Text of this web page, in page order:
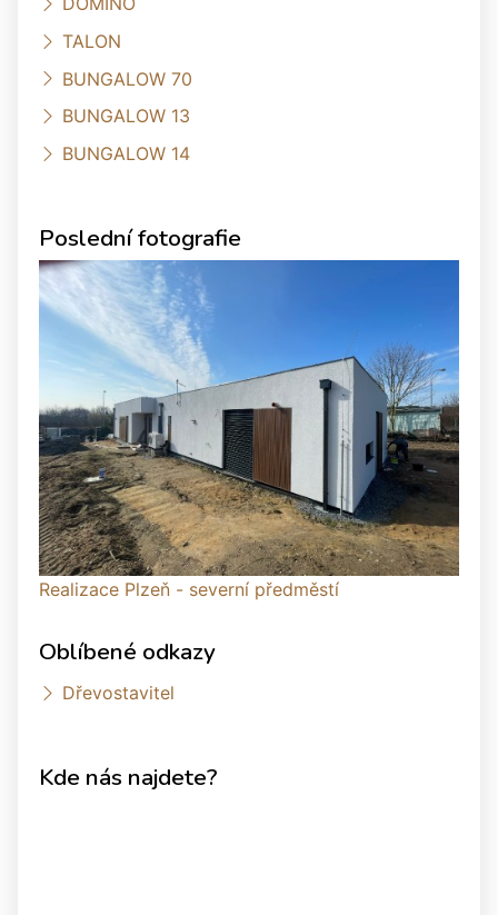
TALON
BUNGALOW 70
BUNGALOW 13
BUNGALOW 14
Poslední fotografie
Realizace Plzeň - severní předměstí
Oblíbené odkazy
Dřevostavitel
Kde nás najdete?